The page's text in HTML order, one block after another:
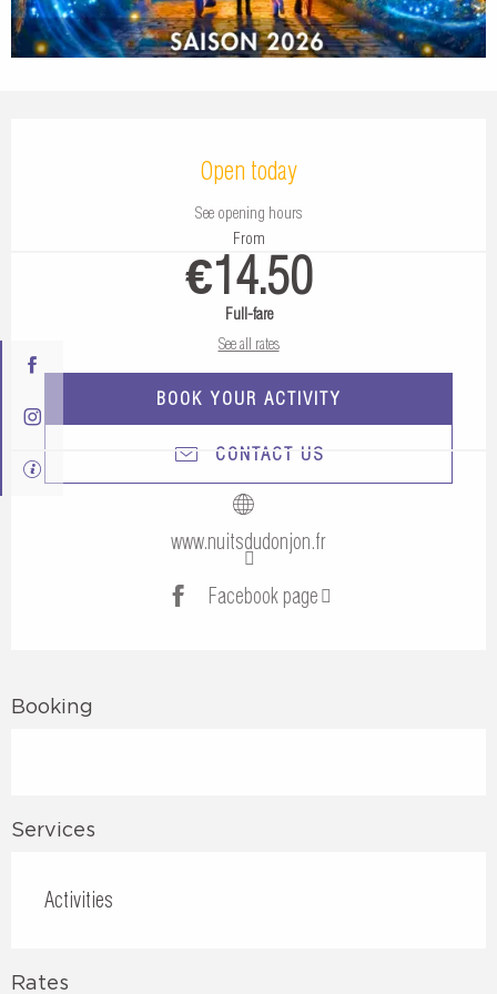
Open today
See opening hours
From
€14.50
Full-fare
See all rates
BOOK YOUR ACTIVITY
CONTACT US
www.nuitsdudonjon.fr
Facebook page
Booking
Services
Activities
Rates